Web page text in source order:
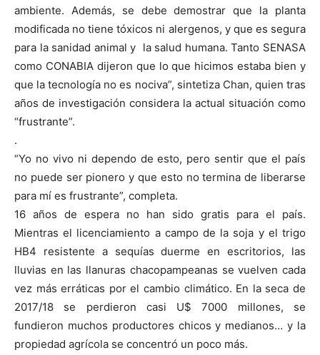
ambiente. Además, se debe demostrar que la planta
modificada no tiene tóxicos ni alergenos, y que es segura
para la sanidad animal y la salud humana. Tanto SENASA
como CONABIA dijeron que lo que hicimos estaba bien y
que la tecnología no es nociva”, sintetiza Chan, quien tras
años de investigación considera la actual situación como
“frustrante”.
.
“Yo no vivo ni dependo de esto, pero sentir que el país
no puede ser pionero y que esto no termina de liberarse
para mí es frustrante”, completa.
16 años de espera no han sido gratis para el país.
Mientras el licenciamiento a campo de la soja y el trigo
HB4 resistente a sequías duerme en escritorios, las
lluvias en las llanuras chacopampeanas se vuelven cada
vez más erráticas por el cambio climático. En la seca de
2017/18 se perdieron casi U$ 7000 millones, se
fundieron muchos productores chicos y medianos… y la
propiedad agrícola se concentró un poco más.